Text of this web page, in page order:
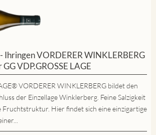
Ihringen VORDERER WINKLERBERG
VDP.GROSSE LAGE
VORDERER WINKLERBERG bildet den
der Einzellage Winklerberg. Feine Salzigkeit
Fruchtstruktur. Hier findet sich eine einzigartige